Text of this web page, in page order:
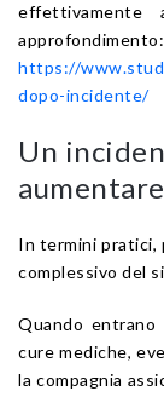
effettivamente
approfondimento:
https://
dopo-incidente/
Un
In termini pratici,
complessivo del
Quando entrano
cure mediche,
la compagnia